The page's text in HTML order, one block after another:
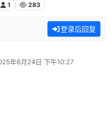
1 283
登录后回复
年6月24日 下午10:27
编辑